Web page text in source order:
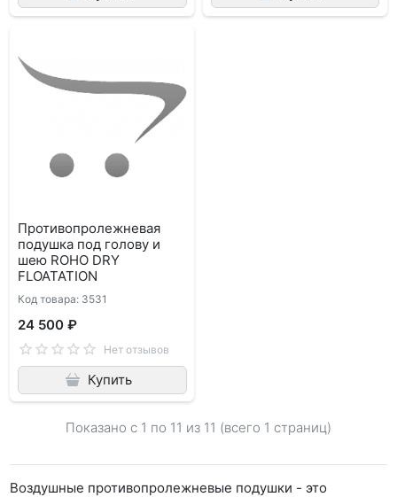
Противопролежневая
подушка под голову и
шею ROHO DRY
FLOATATION
Код товара: 3531
24 500 ₽
Нет отзывов
Купить
Показано с 1 по 11 из 11 (всего 1 страниц)
Воздушные противопролежневые подушки - это